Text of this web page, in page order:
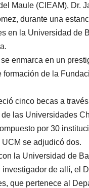
Maule (CIEAM), Dr.
durante una
en la Universidad de
enmarca en un
formación de la
cinco becas a
las Universidades
por 30
se adjudicó dos.
la Universidad de
investigador de allí, el
que pertenece al